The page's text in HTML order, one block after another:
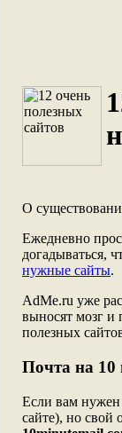
О
Ежедневно
догадываться,
нужные сайты.
AdMe.ru уже
выносят мозг и
полезных
Почта на 10
Если вам нужен
сайте), но свой